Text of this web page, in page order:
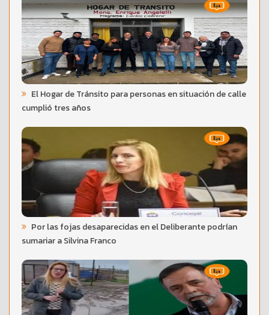
El Hogar de Tránsito para personas en situación de calle
cumplió tres años
Por las fojas desaparecidas en el Deliberante podrían
sumariar a Silvina Franco